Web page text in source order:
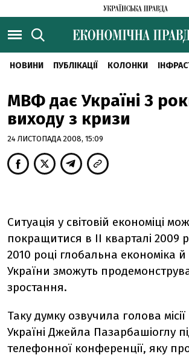
НОВИНИ ПУБЛІКАЦІЇ КОЛОНКИ
МВФ дає Україні 3
виходу з кризи
24 ЛИСТОПАДА 2008, 15:09
Ситуація у світовій економіці
покращитися в II кварталі 2009
2010 році глобальна економіка й
України зможуть
зростання.
Таку думку озвучила голова
Україні Джейла Пазарбашіоглу
телефонної конференції, яку